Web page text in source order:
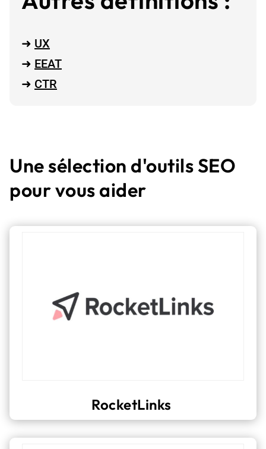
➜ UX
➜ EEAT
➜ CTR
Une sélection d'outils SEO
pour vous aider
RocketLinks